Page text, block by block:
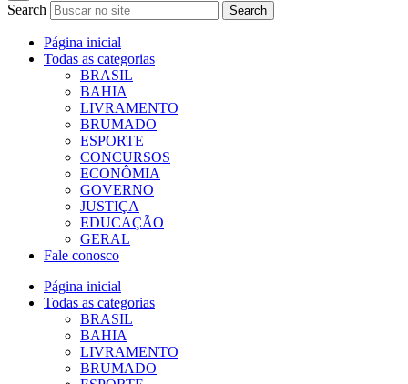
Search Search
Página inicial
Todas as categorias
BRASIL
BAHIA
LIVRAMENTO
BRUMADO
ESPORTE
CONCURSOS
ECONÔMIA
GOVERNO
JUSTIÇA
EDUCAÇÃO
GERAL
Fale conosco
Página inicial
Todas as categorias
BRASIL
BAHIA
LIVRAMENTO
BRUMADO